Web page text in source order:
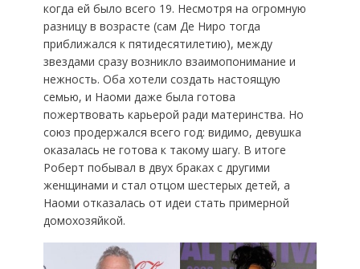
когда ей было всего 19. Несмотря на огромную
разницу в возрасте (сам Де Ниро тогда
приближался к пятидесятилетию), между
звездами сразу возникло взаимопонимание и
нежность. Оба хотели создать настоящую
семью, и Наоми даже была готова
пожертвовать карьерой ради материнства. Но
союз продержался всего год: видимо, девушка
оказалась не готова к такому шагу. В итоге
Роберт побывал в двух браках с другими
женщинами и стал отцом шестерых детей, а
Наоми отказалась от идеи стать примерной
домохозяйкой.